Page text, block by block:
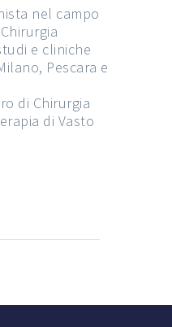
nel campo
e cliniche
Pescara e
di Chirurgia
di Vasto